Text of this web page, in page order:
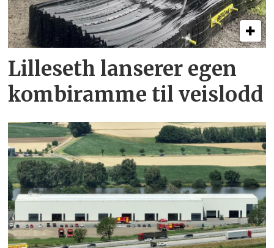
Lilleseth lanserer egen
kombi­ramme til veislodd